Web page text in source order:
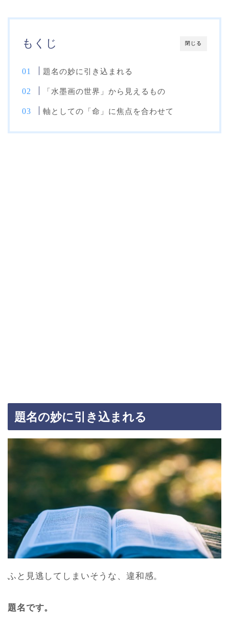
閉じる
もくじ
題名の妙に引き込まれる
「水墨画の世界」から見えるもの
軸としての「命」に焦点を合わせて
題名の妙に引き込まれる
ふと見逃してしまいそうな、違和感。
題名です。